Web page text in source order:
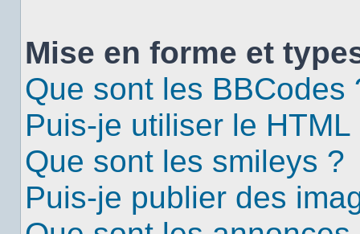
Mise en forme et
Que sont les BBCodes
Puis-je utiliser le HTML
Que sont les smileys ?
Puis-je publier des